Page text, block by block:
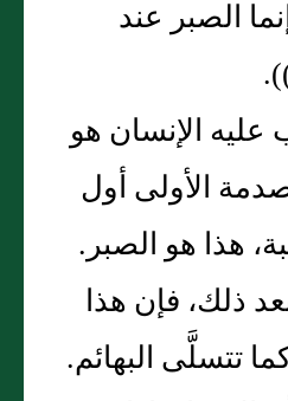
الصبر عند
عليه الإنسان هو
الأولى أول
هذا هو الصبر.
ذلك، فإن هذا
تتسلَّى البهائم.